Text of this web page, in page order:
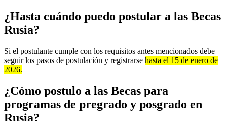
¿Hasta cuándo puedo postular a las Becas
Rusia?
Si el postulante cumple con los requisitos antes mencionados debe
seguir los pasos de postulación y registrarse hasta el 15 de enero de
2026.
¿Cómo postulo a las Becas para
programas de pregrado y posgrado en
Rusia?